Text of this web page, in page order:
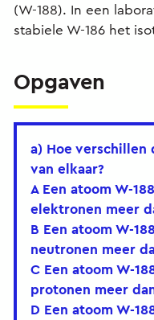
(W-188). In een
stabiele W-186 het
Opgaven
a) Hoe verschillen
van elkaar?
A Een atoom W-
elektronen meer
B Een atoom W-
neutronen meer
C Een atoom W-
protonen meer
D Een atoom W-